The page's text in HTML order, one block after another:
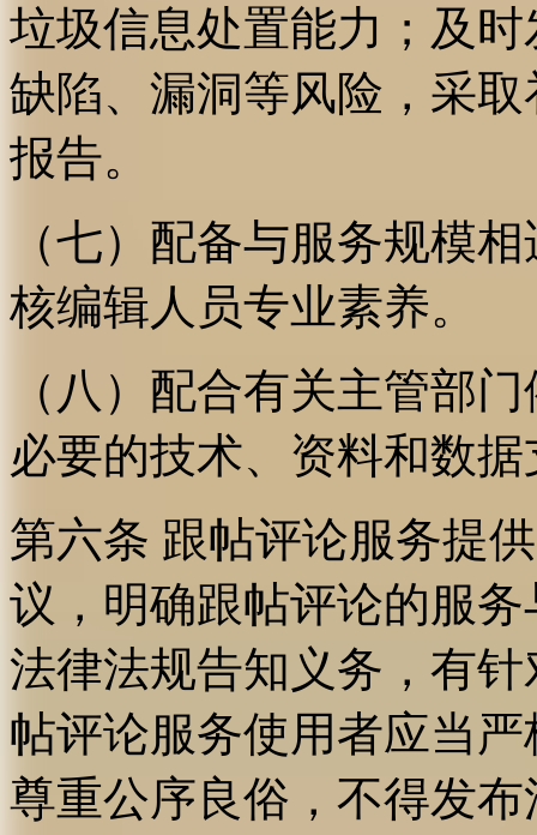
垃圾信息处置能力；及
缺陷、漏洞等风险，采
报告。
（七）配备与服务规模
核编辑人员专业素养。
（八）配合有关主管部
必要的技术、资料和数
第六条 跟帖评论服务提
议，明确跟帖评论的服
法律法规告知义务，有
帖评论服务使用者应当
尊重公序良俗，不得发